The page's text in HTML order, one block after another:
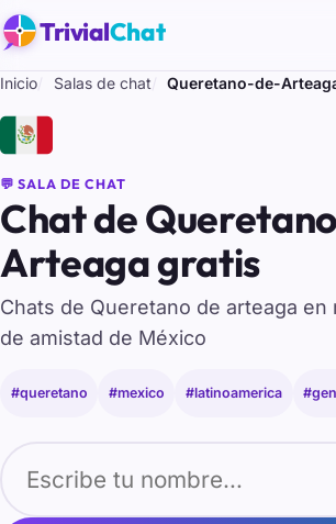
TrivialChat
Inicio Salas de chat Queretano-de-
🇲🇽
💬 SALA DE CHAT
Chat de
Arteaga gratis
Chats de Queretano de arteaga en
de amistad de México
#queretano #mexico #latinoamerica